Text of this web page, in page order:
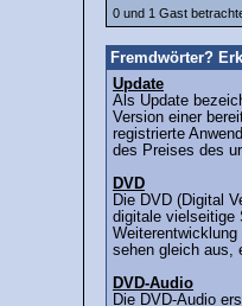
0 und 1 Gast
Fremdwörter?
Update
Als Update
Version einer
registrierte
des Preises des
DVD
Die DVD (Digital
digitale vielseitige
sehen gleich aus,
DVD-Audio
Die DVD-Audio